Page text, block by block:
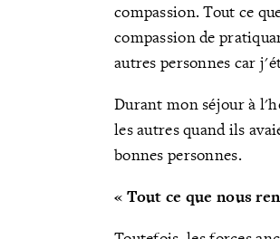
compassion. Tout ce
compassion de
autres personnes car
Durant mon séjour à
les autres quand ils
bonnes personnes.
« Tout ce que nous